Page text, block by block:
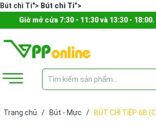
Bút chì Ti"> Bút chì Ti">
Giờ mở cửa 7:30 - 11:30 và 13:30 -
Trang chủ / Bút - Mực / BÚT CHÌ TIỆP 6B